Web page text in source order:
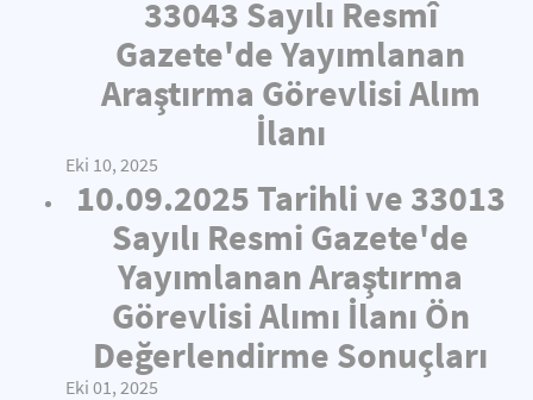
33043 Sayılı Resmî
Gazete'de Yayımlanan
Araştırma Görevlisi Alım
İlanı
Eki 10, 2025
10.09.2025 Tarihli ve 33013
Sayılı Resmi Gazete'de
Yayımlanan Araştırma
Görevlisi Alımı İlanı Ön
Değerlendirme Sonuçları
Eki 01, 2025